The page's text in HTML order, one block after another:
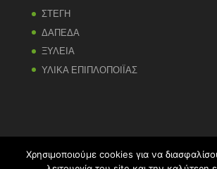
ΣΤΕΓΗ
ΔΑΠΕΔΑ
ΞΥΛΕΙΑ
ΥΛΙΚΑ ΕΠΙΠΛΟΠΟΙΪΑΣ
Χρησιμοποιούμε cookies για να